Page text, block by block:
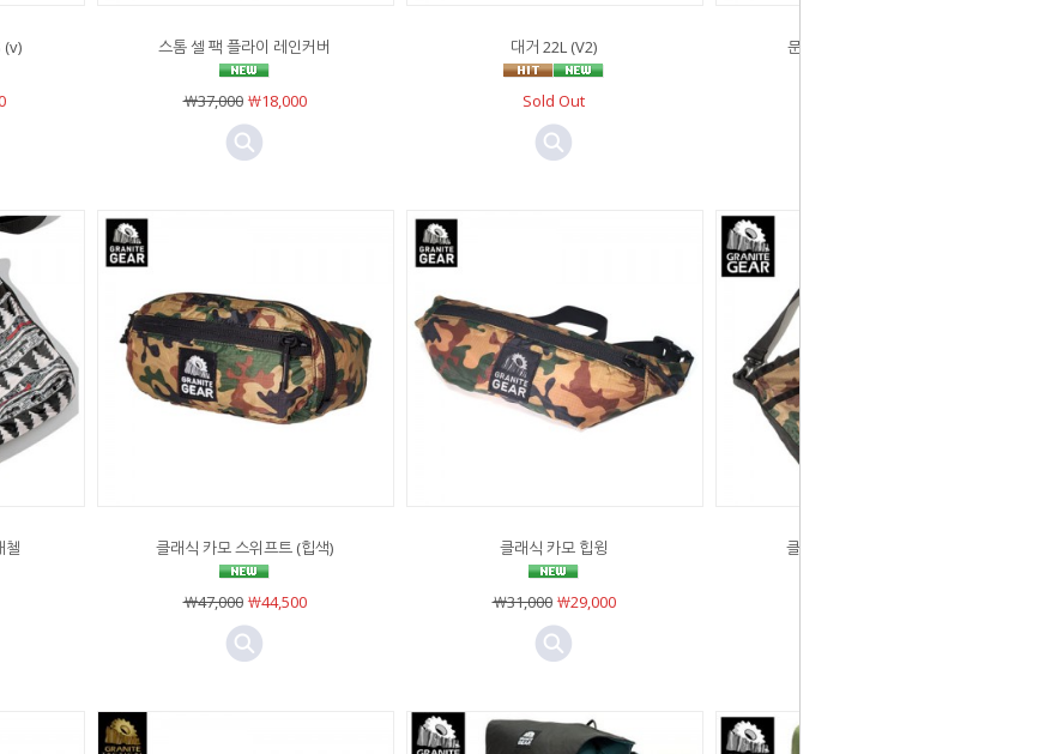
(v) 스톰 셀 팩 플라이 레인커버
￦37,000￦18,000
대거 22L (V2)
Sold Out
문라이트 패들 스위프트
첼 클래식 카모 스위프트 (힙색)
￦47,000￦44,500
클래식 카모 힙윙
￦31,000￦29,000
클래식 카모 하이커 새첼